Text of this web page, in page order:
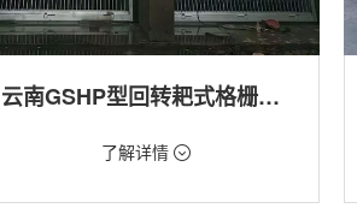
云南GSHP型回转耙式格栅清污机
价格：1.18万/台
机,回转式清污机
了解详情